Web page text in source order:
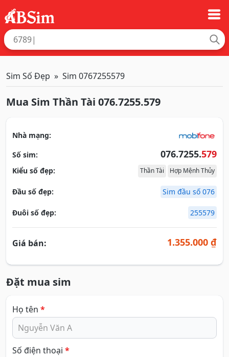
Sim Số Đẹp Sim 0767255579
Mua Sim Thần Tài 076.7255.579
Nhà mạng:
Số sim:
076.7255.579
Kiểu số đẹp: Thần Tài Hợp Mệnh Thủy
Đầu số đẹp: Sim đầu số 076
Đuôi số đẹp: 255579
Giá bán: 1.355.000 ₫
Đặt mua sim
Họ tên *
Số điện thoại *